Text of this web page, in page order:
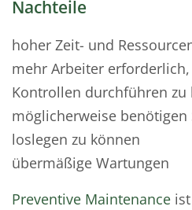
Nachteile
hoher Zeit- und
mehr Arbeiter
Kontrollen durchführen zu
möglicherweise
loslegen zu können
übermäßige Wartungen
Preventive Maintenance